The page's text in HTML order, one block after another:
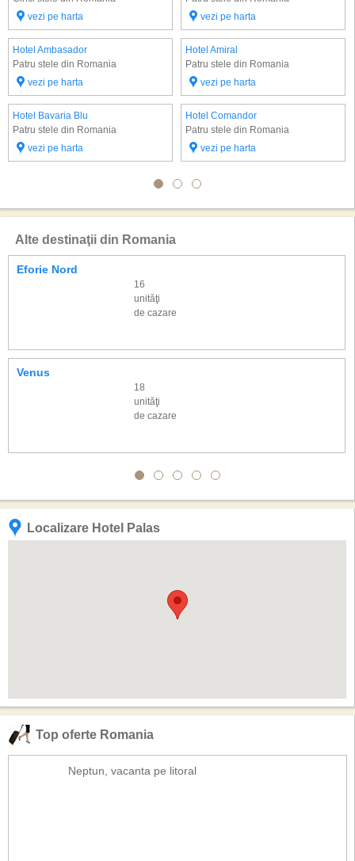
vezi pe harta
vezi pe harta
Hotel Ambasador
Patru stele din Romania
vezi pe harta
Hotel Amiral
Patru stele din Romania
vezi pe harta
Hotel Bavaria Blu
Patru stele din Romania
vezi pe harta
Hotel Comandor
Patru stele din Romania
vezi pe harta
Alte destinaţii din Romania
Eforie Nord
16
unităţi
de cazare
Venus
18
unităţi
de cazare
Localizare Hotel Palas
Top oferte Romania
Neptun, vacanta pe litoral